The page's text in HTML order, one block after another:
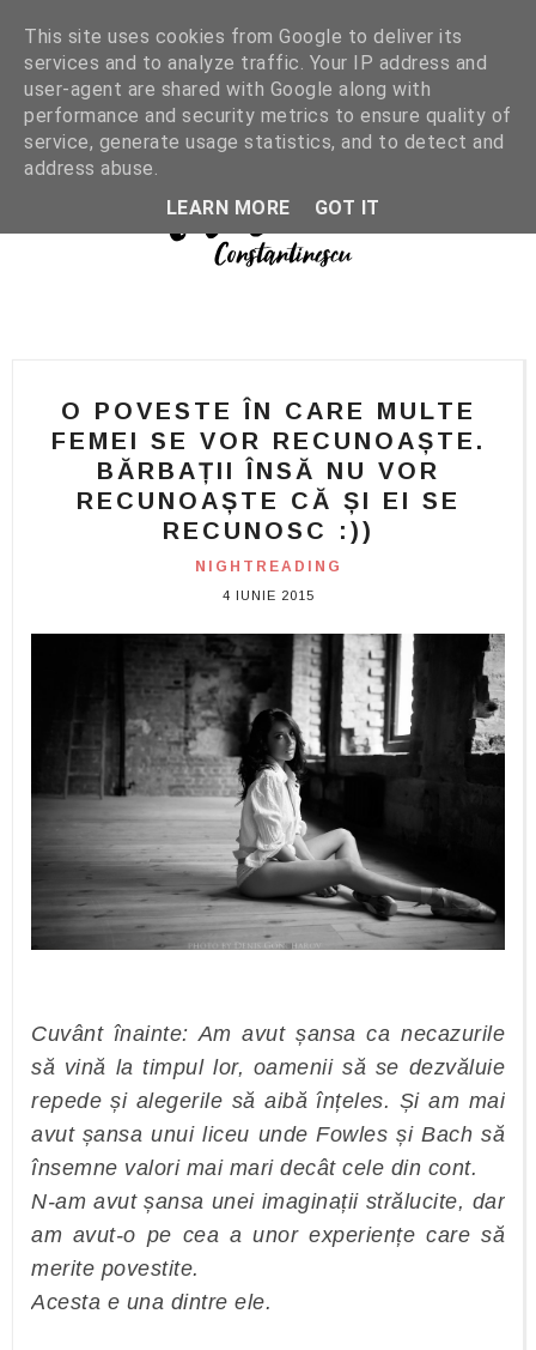
O POVESTE ÎN CARE MULTE
FEMEI SE VOR RECUNOAȘTE.
BĂRBAȚII ÎNSĂ NU VOR
RECUNOAȘTE CĂ ȘI EI SE
RECUNOSC :))
NIGHTREADING
4 IUNIE 2015
Cuvânt înainte: Am avut șansa ca necazurile
să vină la timpul lor, oamenii să se dezvăluie
repede și alegerile să aibă înțeles. Și am mai
avut șansa unui liceu unde Fowles și Bach să
însemne valori mai mari decât cele din cont.
N-am avut șansa unei imaginații strălucite, dar
am avut-o pe cea a unor experiențe care să
merite povestite.
Acesta e una dintre ele.
This site uses cookies from Google to deliver its
services and to analyze traffic. Your IP address and
user-agent are shared with Google along with
performance and security metrics to ensure quality of
service, generate usage statistics, and to detect and
address abuse.
LEARN MORE
GOT IT